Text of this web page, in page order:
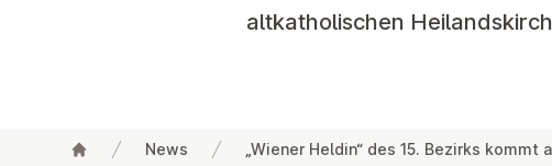
altkatholischen
News „Wiener Heldin“ des 15. Bezirks kommt